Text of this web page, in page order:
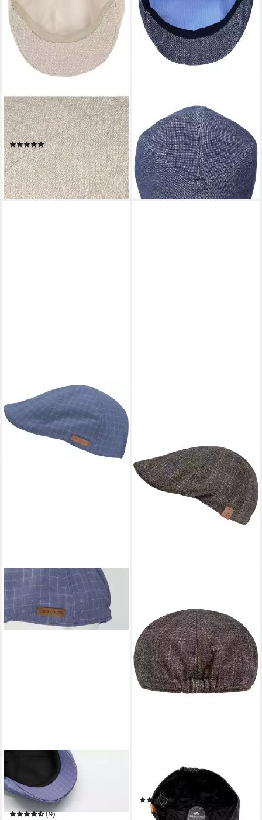
BUGATTI
Flat Cap Leinen
Kopfbedeckung
(4)
59,95 €
lieferbar - in 2-3 Werktagen bei dir
Flat Cap Leinen
Kopfbedeckung
89,95 €
lieferbar - in 2-3 Werktagen bei dir
Schiebermütze Samsun Hat
mit feinem Karomuster &
modernem Schnitt
(9)
Schiebermütze Jaro Hat
Hoher Wollanteil
(14)
ab 24,99 € UVP29,99 €